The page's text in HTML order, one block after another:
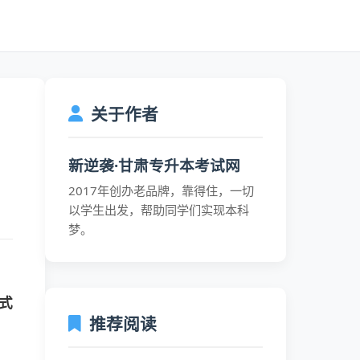
关于作者
新逆袭·甘肃专升本考试网
2017年创办老品牌，靠得住，一切
以学生出发，帮助同学们实现本科
梦。
推荐阅读